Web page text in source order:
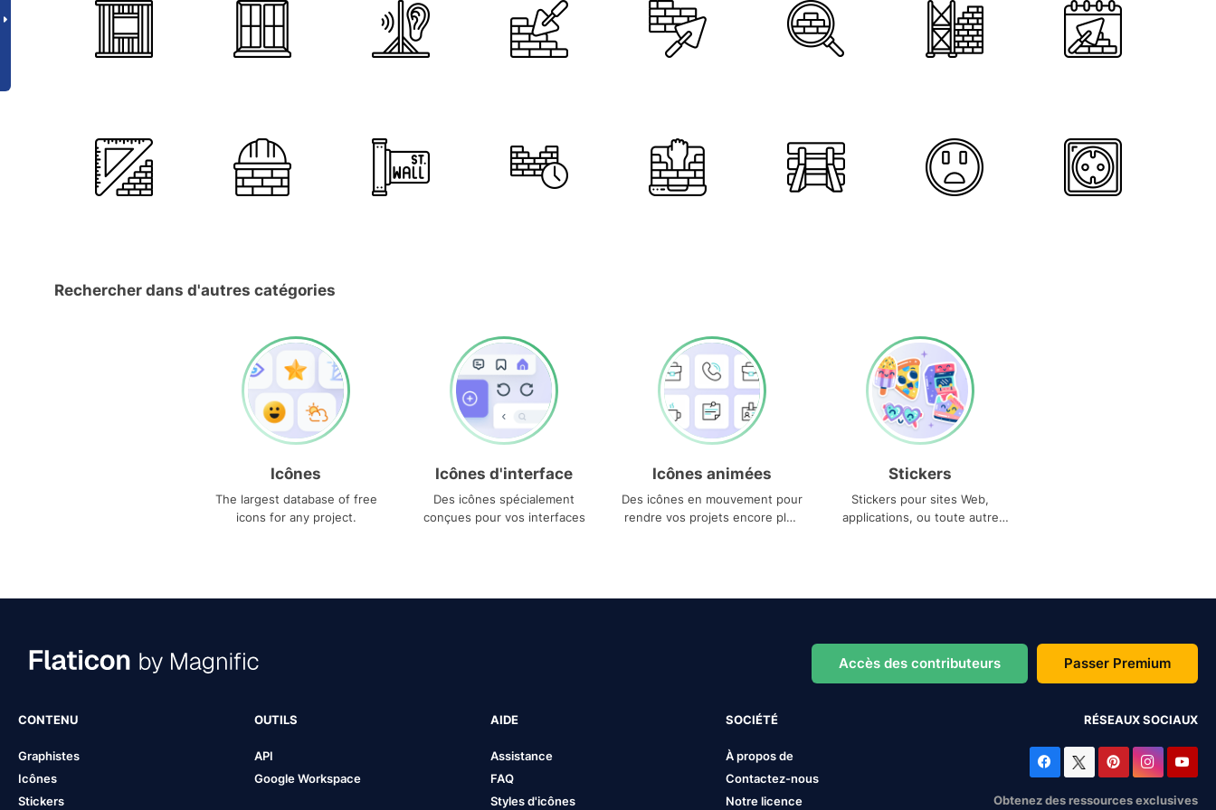
Rechercher dans d'autres catégories
Icônes
The largest database of free
icons for any project.
Icônes d'interface
Des icônes spécialement
conçues pour vos interfaces
Icônes animées
Des icônes en mouvement pour
rendre vos projets encore plus
Stickers
Stickers pour sites Web,
applications, ou toute autre
Accès des contributeurs Passer Premium
CONTENU
Graphistes
Icônes
Stickers
OUTILS
API
Google Workspace
AIDE
Assistance
FAQ
Styles d'icônes
SOCIÉTÉ
À propos de
Contactez-nous
Notre licence
RÉSEAUX SOCIAUX
Obtenez des ressources exclusives